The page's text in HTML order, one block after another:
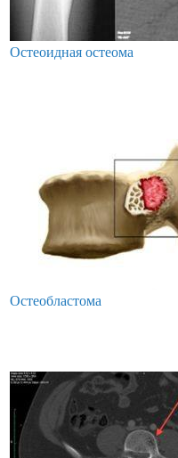
Остеоидная остеома
Остеобластома